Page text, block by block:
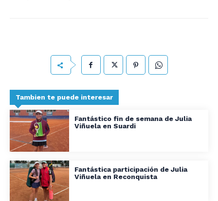
Tambien te puede interesar
Fantástico fin de semana de Julia
Viñuela en Suardi
Fantástica participación de Julia
Viñuela en Reconquista